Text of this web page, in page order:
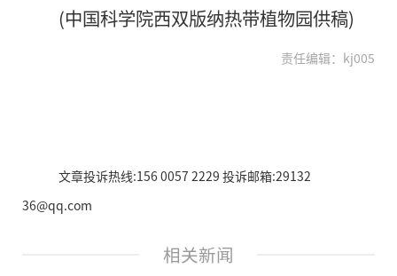
(中国科学院西双版纳热带植物园供稿)
责任编辑：kj005
文章投诉热线:156 0057 2229 投诉邮箱:29132
36@qq.com
相关新闻